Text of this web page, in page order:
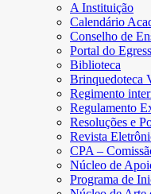
A Instituição
Calendário
Conselho de
Portal do
Biblioteca
Brinquedoteca
Regimento
Regulamento
Resoluções e
Revista
CPA –
Núcleo de
Programa de